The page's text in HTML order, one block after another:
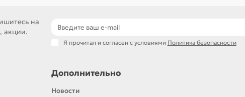
на
акции.
Я прочитал и согласен с условиями Политика безопасности
Дополнительно
Новости